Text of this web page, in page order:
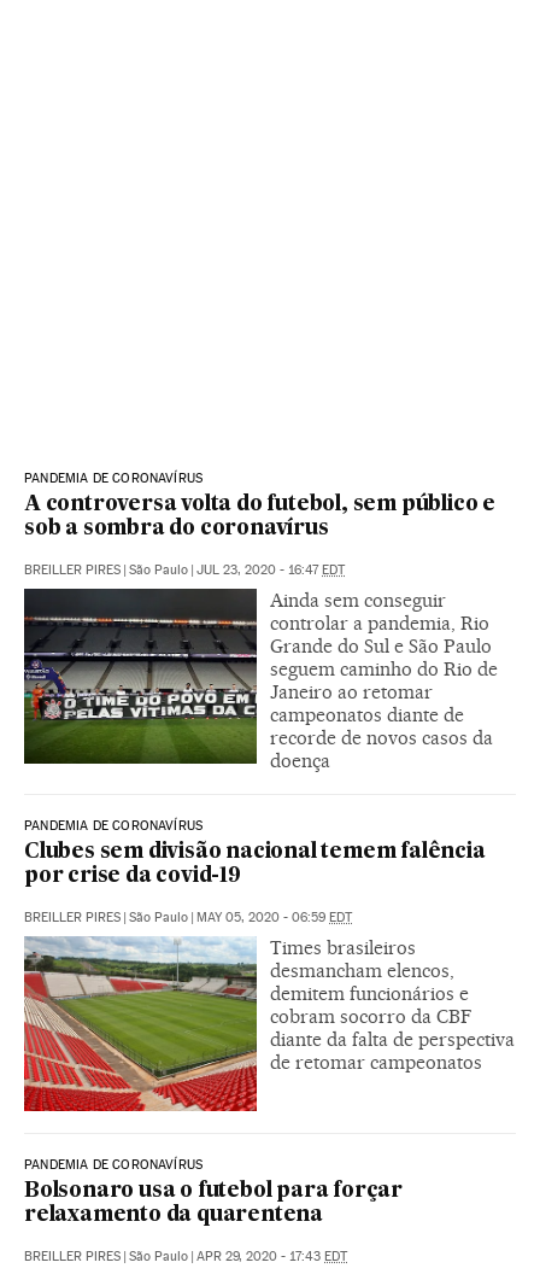
PANDEMIA DE CORONAVÍRUS
A controversa volta do futebol, sem público e
sob a sombra do coronavírus
BREILLER PIRES São Paulo JUL 23, 2020 - 16:47 EDT
Ainda sem conseguir
controlar a pandemia, Rio
Grande do Sul e São Paulo
seguem caminho do Rio de
Janeiro ao retomar
campeonatos diante de
recorde de novos casos da
doença
PANDEMIA DE CORONAVÍRUS
Clubes sem divisão nacional temem falência
por crise da covid-19
BREILLER PIRES São Paulo MAY 05, 2020 - 06:59 EDT
Times brasileiros
desmancham elencos,
demitem funcionários e
cobram socorro da CBF
diante da falta de perspectiva
de retomar campeonatos
PANDEMIA DE CORONAVÍRUS
Bolsonaro usa o futebol para forçar
relaxamento da quarentena
BREILLER PIRES São Paulo APR 29, 2020 - 17:43 EDT